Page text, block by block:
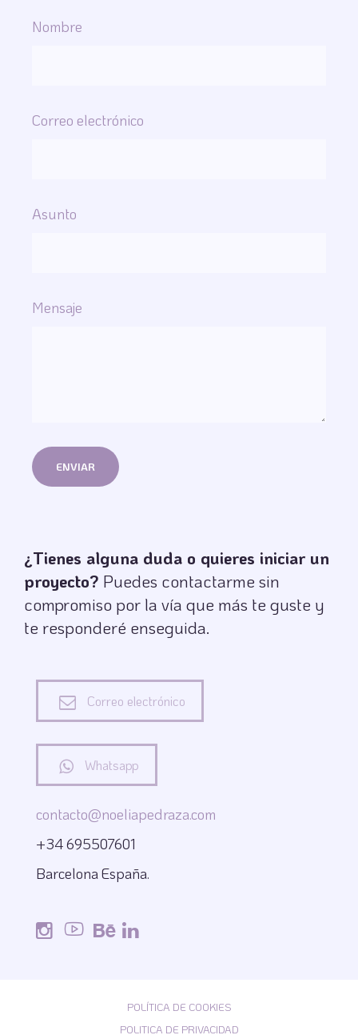
Nombre
Correo electrónico
Asunto
Mensaje
¿Tienes alguna duda o quieres iniciar un
proyecto? Puedes contactarme sin
compromiso por la vía que más te guste y
te responderé enseguida.
Correo electrónico
Whatsapp
contacto@noeliapedraza.com
+34 695507601
Barcelona España.
POLÍTICA DE COOKIES
POLITICA DE PRIVACIDAD